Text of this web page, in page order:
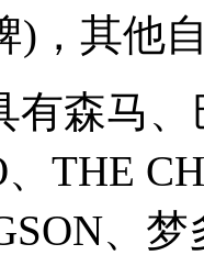
)，其他
森马、
THE
、